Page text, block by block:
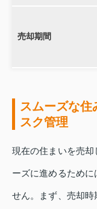
売却期間
スムーズな住
スク管理
現在の住まいを売
ーズに進めるため
せん。まず、売却